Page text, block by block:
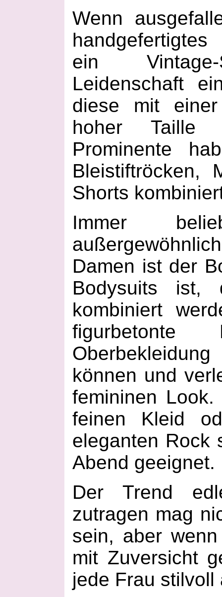
Wenn
ein Vintage-
Leidenschaft
diese mit
hoher Taille
Prominente
Bleistiftröcken,
Shorts
Immer
Damen ist der
Bodysuits
kombiniert
können und
femininen
feinen Kleid
eleganten Rock
Abend geeignet.
Der Trend
zutragen mag
sein, aber
mit Zuversicht
jede Frau